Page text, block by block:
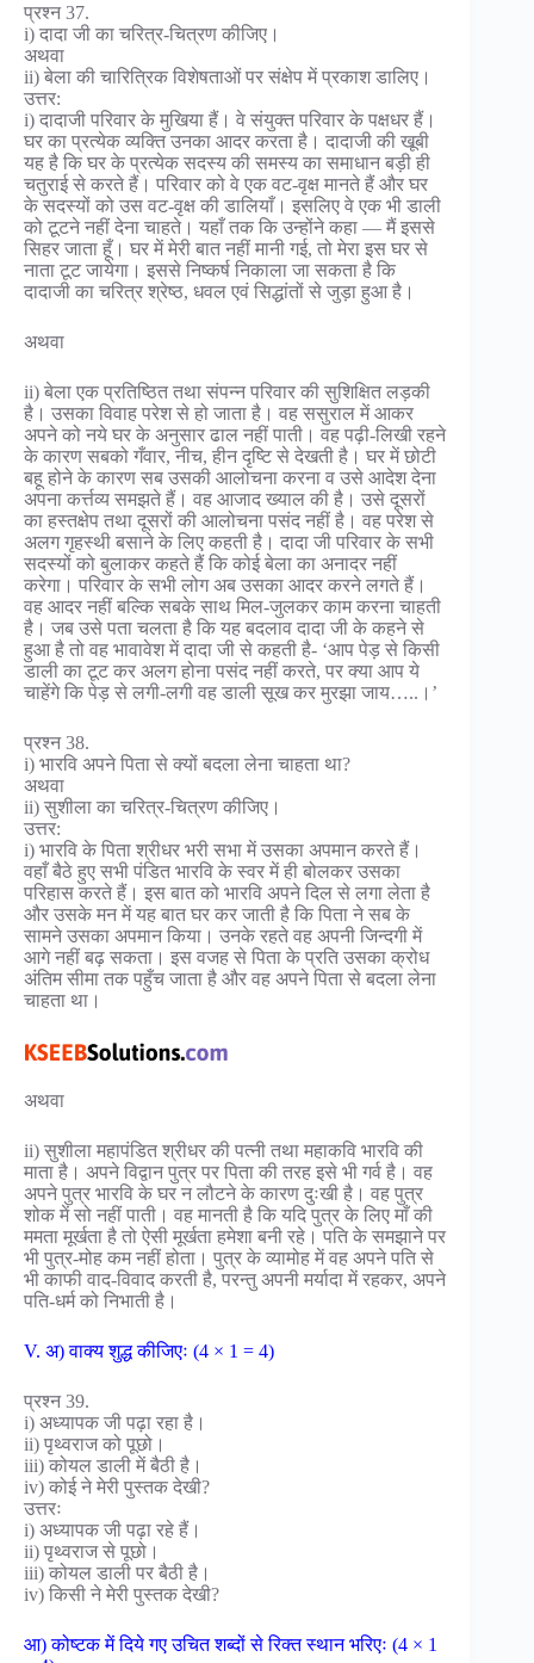
प्रश्न 37.
i) दादा जी का चरित्र-चित्रण कीजिए।
अथवा
ii) बेला की चारित्रिक विशेषताओं पर संक्षेप में प्रकाश डालिए।
उत्तर:
i) दादाजी परिवार के मुखिया हैं। वे संयुक्त परिवार के पक्षधर हैं।
घर का प्रत्येक व्यक्ति उनका आदर करता है। दादाजी की खूबी
यह है कि घर के प्रत्येक सदस्य की समस्य का समाधान बड़ी ही
चतुराई से करते हैं। परिवार को वे एक वट-वृक्ष मानते हैं और घर
के सदस्यों को उस वट-वृक्ष की डालियाँ। इसलिए वे एक भी डाली
को टूटने नहीं देना चाहते। यहाँ तक कि उन्होंने कहा — मैं इससे
सिहर जाता हूँ। घर में मेरी बात नहीं मानी गई, तो मेरा इस घर से
नाता टूट जायेगा। इससे निष्कर्ष निकाला जा सकता है कि
दादाजी का चरित्र श्रेष्ठ, धवल एवं सिद्धांतों से जुड़ा हुआ है।
अथवा
ii) बेला एक प्रतिष्ठित तथा संपन्न परिवार की सुशिक्षित लड़की
है। उसका विवाह परेश से हो जाता है। वह ससुराल में आकर
अपने को नये घर के अनुसार ढाल नहीं पाती। वह पढ़ी-लिखी रहने
के कारण सबको गँवार, नीच, हीन दृष्टि से देखती है। घर में छोटी
बहू होने के कारण सब उसकी आलोचना करना व उसे आदेश देना
अपना कर्त्तव्य समझते हैं। वह आजाद ख्याल की है। उसे दूसरों
का हस्तक्षेप तथा दूसरों की आलोचना पसंद नहीं है। वह परेश से
अलग गृहस्थी बसाने के लिए कहती है। दादा जी परिवार के सभी
सदस्यों को बुलाकर कहते हैं कि कोई बेला का अनादर नहीं
करेगा। परिवार के सभी लोग अब उसका आदर करने लगते हैं।
वह आदर नहीं बल्कि सबके साथ मिल-जुलकर काम करना चाहती
है। जब उसे पता चलता है कि यह बदलाव दादा जी के कहने से
हुआ है तो वह भावावेश में दादा जी से कहती है- ‘आप पेड़ से किसी
डाली का टूट कर अलग होना पसंद नहीं करते, पर क्या आप ये
चाहेंगे कि पेड़ से लगी-लगी वह डाली सूख कर मुरझा जाय…..।’
प्रश्न 38.
i) भारवि अपने पिता से क्यों बदला लेना चाहता था?
अथवा
ii) सुशीला का चरित्र-चित्रण कीजिए।
उत्तर:
i) भारवि के पिता श्रीधर भरी सभा में उसका अपमान करते हैं।
वहाँ बैठे हुए सभी पंडित भारवि के स्वर में ही बोलकर उसका
परिहास करते हैं। इस बात को भारवि अपने दिल से लगा लेता है
और उसके मन में यह बात घर कर जाती है कि पिता ने सब के
सामने उसका अपमान किया। उनके रहते वह अपनी जिन्दगी में
आगे नहीं बढ़ सकता। इस वजह से पिता के प्रति उसका क्रोध
अंतिम सीमा तक पहुँच जाता है और वह अपने पिता से बदला लेना
चाहता था।
अथवा
ii) सुशीला महापंडित श्रीधर की पत्नी तथा महाकवि भारवि की
माता है। अपने विद्वान पुत्र पर पिता की तरह इसे भी गर्व है। वह
अपने पुत्र भारवि के घर न लौटने के कारण दुःखी है। वह पुत्र
शोक में सो नहीं पाती। वह मानती है कि यदि पुत्र के लिए माँ की
ममता मूर्खता है तो ऐसी मूर्खता हमेशा बनी रहे। पति के समझाने पर
भी पुत्र-मोह कम नहीं होता। पुत्र के व्यामोह में वह अपने पति से
भी काफी वाद-विवाद करती है, परन्तु अपनी मर्यादा में रहकर, अपने
पति-धर्म को निभाती है।
V. अ) वाक्य शुद्ध कीजिएः (4 × 1 = 4)
प्रश्न 39.
i) अध्यापक जी पढ़ा रहा है।
ii) पृथ्वराज को पूछो।
iii) कोयल डाली में बैठी है।
iv) कोई ने मेरी पुस्तक देखी?
उत्तरः
i) अध्यापक जी पढ़ा रहे हैं।
ii) पृथ्वराज से पूछो।
iii) कोयल डाली पर बैठी है।
iv) किसी ने मेरी पुस्तक देखी?
आ) कोष्टक में दिये गए उचित शब्दों से रिक्त स्थान भरिएः (4 × 1